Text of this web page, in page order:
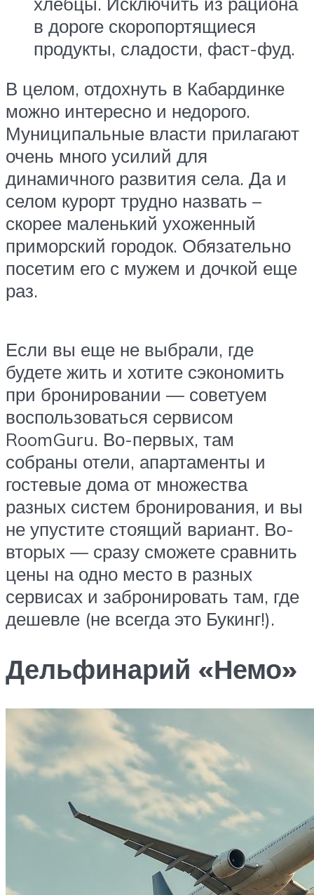
в дороге скоропортящиеся
продукты, сладости, фаст-фуд.
В целом, отдохнуть в Кабардинке
можно интересно и недорого.
Муниципальные власти прилагают
очень много усилий для
динамичного развития села. Да и
селом курорт трудно назвать –
скорее маленький ухоженный
приморский городок. Обязательно
посетим его с мужем и дочкой еще
раз.
Если вы еще не выбрали, где
будете жить и хотите сэкономить
при бронировании — советуем
воспользоваться сервисом
RoomGuru. Во-первых, там
собраны отели, апартаменты и
гостевые дома от множества
разных систем бронирования, и вы
не упустите стоящий вариант. Во-
вторых — сразу сможете сравнить
цены на одно место в разных
сервисах и забронировать там, где
дешевле (не всегда это Букинг!).
Дельфинарий «Немо»